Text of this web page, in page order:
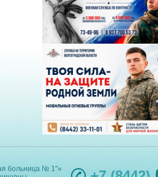
больница № 1"»